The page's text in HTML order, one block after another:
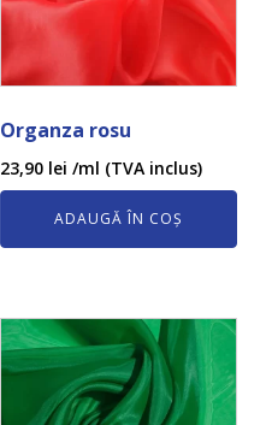
Organza rosu
23,90 lei /ml (TVA inclus)
ADAUGĂ ÎN COȘ